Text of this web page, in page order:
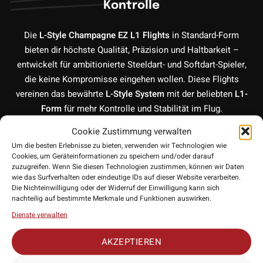
Cookie Zustimmung verwalten
Um die besten Erlebnisse zu bieten, verwenden wir Technologien wie
Cookies, um Geräteinformationen zu speichern und/oder darauf
zuzugreifen. Wenn Sie diesen Technologien zustimmen, können wir Daten
wie das Surfverhalten oder eindeutige IDs auf dieser Website verarbeiten.
Die Nichteinwilligung oder der Widerruf der Einwilligung kann sich
nachteilig auf bestimmte Merkmale und Funktionen auswirken.
Dienste verwalten
AKZEPTIEREN
Kontrolle
Die L-Style Champagne EZ L1 Flights in Standard-Form
bieten dir höchste Qualität, Präzision und Haltbarkeit –
entwickelt für ambitionierte Steeldart- und Softdart-Spieler,
die keine Kompromisse eingehen wollen. Diese Flights
vereinen das bewährte L-Style Systemmit der beliebten L1-
Formfür mehr Kontrolle und Stabilität im Flug.
Integriertes Champagne Ring System
Dank des integriertenChampagne Ringsbrauchst du keine
separaten Ringe mehr – der Flight wird sicher auf dem Shaft
fixiert und schützt gleichzeitig vor Robin Hoods. Das
bedeutet: